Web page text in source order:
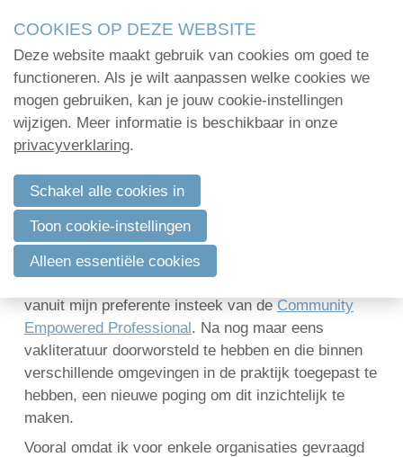
links
Jump
to
navigation
Jump
main
content
Menu
Community Empowered Professional –
de Verenigingsprofessional
3 september 2019 om 11:28
Het blijft een uitdaging om een scherp beeld te
krijgen van de moderne professional (kenniswerker,
zowel als werknemer of als zelfstandige), vooral
vanuit mijn preferente insteek van de Community
Empowered Professional. Na nog maar eens
vakliteratuur doorworsteld te hebben en die binnen
verschillende omgevingen in de praktijk toegepast te
hebben, een nieuwe poging om dit inzichtelijk te
maken.
Vooral omdat ik voor enkele organisaties gevraagd
Home
Administratie
Communicatie
Verenigingsadvies
Mijn deelnamecertificaten
Dag van de
bodemdeskundige
Log in
COOKIES OP DEZE WEBSITE
Deze website maakt gebruik van cookies om goed te
functioneren. Als je wilt aanpassen welke cookies we
mogen gebruiken, kan je jouw cookie-instellingen
wijzigen. Meer informatie is beschikbaar in onze
privacyverklaring.
Schakel alle cookies in
Toon cookie-instellingen
Alleen essentiële cookies